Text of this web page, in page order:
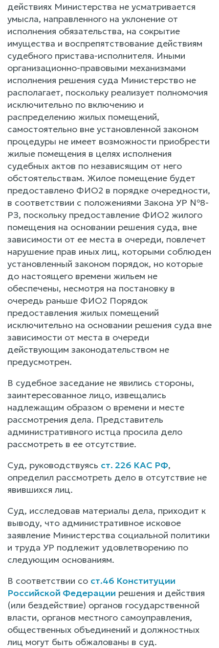
действиях Министерства не усматривается
умысла, направленного на уклонение от
исполнения обязательства, на сокрытие
имущества и воспрепятствование действиям
судебного пристава-исполнителя. Иными
организационно-правовыми механизмами
исполнения решения суда Министерство не
располагает, поскольку реализует полномочия
исключительно по включению и
распределению жилых помещений,
самостоятельно вне установленной законом
процедуры не имеет возможности приобрести
жилые помещения в целях исполнения
судебных актов по независящим от него
обстоятельствам. Жилое помещение будет
предоставлено ФИО2 в порядке очередности,
в соответствии с положениями Закона УР №8-
РЗ, поскольку предоставление ФИО2 жилого
помещения на основании решения суда, вне
зависимости от ее места в очереди, повлечет
нарушение прав иных лиц, которыми соблюден
установленный законом порядок, но которые
до настоящего времени жильем не
обеспечены, несмотря на постановку в
очередь раньше ФИО2 Порядок
предоставления жилых помещений
исключительно на основании решения суда вне
зависимости от места в очереди
действующим законодательством не
предусмотрен.
В судебное заседание не явились стороны,
заинтересованное лицо, извещались
надлежащим образом о времени и месте
рассмотрения дела. Представитель
административного истца просила дело
рассмотреть в ее отсутствие.
Суд, руководствуясь ст. 226 КАС РФ,
определил рассмотреть дело в отсутствие не
явившихся лиц.
Суд, исследовав материалы дела, приходит к
выводу, что административное исковое
заявление Министерства социальной политики
и труда УР подлежит удовлетворению по
следующим основаниям.
В соответствии со ст.46 Конституции
Российской Федерации решения и действия
(или бездействие) органов государственной
власти, органов местного самоуправления,
общественных объединений и должностных
лиц могут быть обжалованы в суд.